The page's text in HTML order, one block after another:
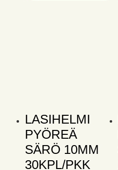
LASIHELMI
PYÖREÄ
SÄRÖ 10MM
30KPL/PKK